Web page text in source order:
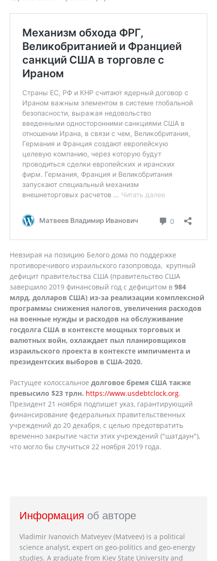
Невзирая на позицию Белого дома по поддержке
противоречивого израильского газопровода, крупный
дефицит правительства США (правительство США
завершило 2019 финансовый год с дефицитом в 984
млрд. долларов США) из-за реализации комплексной
программы снижения налогов, увеличения расходов
на военные нужды и расходов на обслуживание
госдолга США в контексте мощных торговых и
валютных войн, охлаждает пыл планировщиков
израильского проекта в контексте импичмента и
президентских выборов в США-2020.
Растущее колоссальное долговое бремя США также
превысило $23 трлн. https://www.usdebtclock.org.
Президент 21 ноября подпишет указ, гарантирующий
финансирование федеральных правительственных
учреждений до 20 декабря, с целью предотвратить
временно закрытие части этих учреждений ("шатдаун"),
что могло бы случиться 22 ноября 2019 года.
Информация об авторе
Vladimir Ivanovich Matveyev (Matveev) is a political
science analyst, expert on geo-politics and geo-energy
studies. A graduate from Kiev State University and